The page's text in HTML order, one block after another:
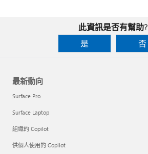
此資訊是否有幫助?
是
否
最新動向
Surface Pro
Surface Laptop
組織的 Copilot
供個人使用的 Copilot